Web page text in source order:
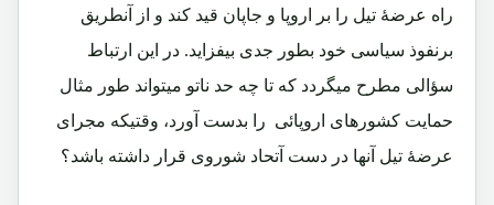
راه عرضۀ تیل را بر اروپا و جاپان قید کند و از آنطریق
برنفوذ سیاسی خود بطور جدی بیفزاید. در این ارتباط
سؤالی مطرح میگردد که تا چه حد ناتو میتواند طور مثال
حمایت کشورهای اروپائی را بدست آورد، وقتیکه مجرای
عرضۀ تیل آنها در دست آتحاد شوروی قرار داشته باشد؟